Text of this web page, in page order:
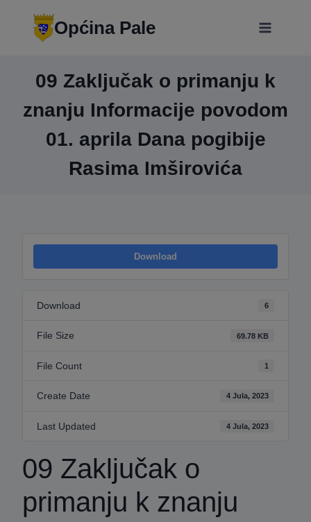
Općina Pale
09 Zaključak o primanju k
znanju Informacije povodom
01. aprila Dana pogibije
Rasima Imširovića
Download
Download 6
File Size 69.78 KB
File Count 1
Create Date 4 Jula, 2023
Last Updated 4 Jula, 2023
09 Zaključak o
primanju k znanju